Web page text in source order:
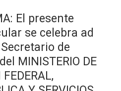
El presente
se celebra ad
de
MINISTERIO DE